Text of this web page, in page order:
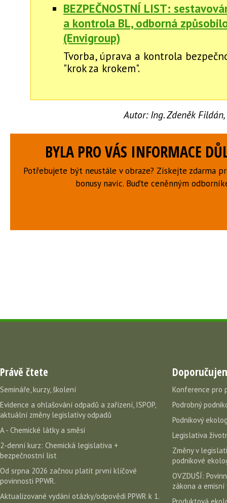
BEZPEČNOSTNÍ LIST:
a kontrola BL, odborná
(Envigroup)
Tvorba, úprava a kontrola
"krok za krokem".
Autor: Ing. Zdeněk Fildán,
BYLA PRO VÁS INFORMACE
Potřebujete být neustále v obraze? Získejte zdarma
bonusy navíc. Buďte ceněnným
Právě čtete
Semináře, kurzy, školení
Evidence a ohlašování odpadů a zařízení, ISPOP,
aktuální změny legislativy odpadů
A - Chemické látky a směsi
2-denní kurz: Chemická legislativa +
bezpečnostní list
Od srpna 2026 začnou platit první klíčové
povinnosti PPWR.
Aktualizované vydání otázky/odpovědi PPWR k 1.
Konference pro
Podrobný
Podnikový
Legislativa
Změny v
podnikové
OVZDUŠÍ:
zákona a emisní